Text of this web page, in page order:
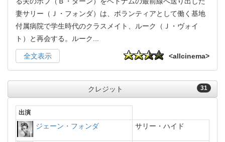
妻サリー（Ｊ・フォンダ）は、ボランティアとして働く基地
付属病院で学生時代のクラスメイト、ルーク（Ｊ・ヴォイ
ト）と再会する。ルーク
全文表示 <allcinema>
31
クレジット
出演
ジェーン・フォンダ サリー・ハイド